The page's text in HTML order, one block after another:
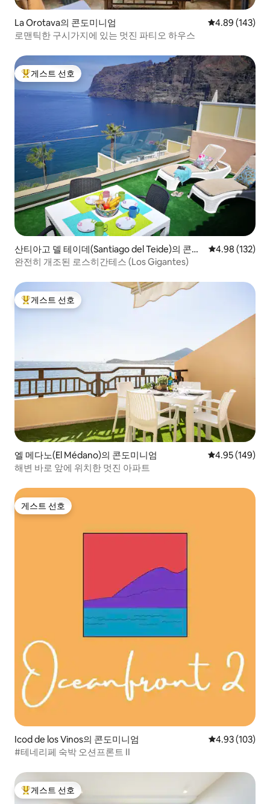
La Orotava의 콘도미니엄 평점 4.89점(5
4.89 (143)
로맨틱한 구시가지에 있는 멋진 파티오 하우스
상위 게스트 선호
게스트 선호
산티아고 델 테이데(Santiago del Teide)의 콘도
미니엄
평점 4.98점(5
4.98 (132)
완전히 개조된 로스히간테스 (Los Gigantes)
상위 게스트 선호
게스트 선호
엘 메다노(El Médano)의 콘도미니엄 평점 4.95점(5
4.95 (149)
해변 바로 앞에 위치한 멋진 아파트
게스트 선호
게스트 선호
Icod de los Vinos의 콘도미니엄 평점 4.93점(5
4.93 (103)
#테네리페 숙박 오션프론트 II
상위 게스트 선호
게스트 선호